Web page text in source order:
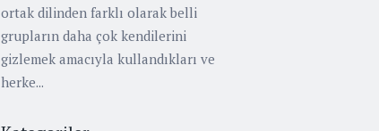
ortak dilinden farklı olarak belli
grupların daha çok kendilerini
gizlemek amacıyla kullandıkları ve
herke...